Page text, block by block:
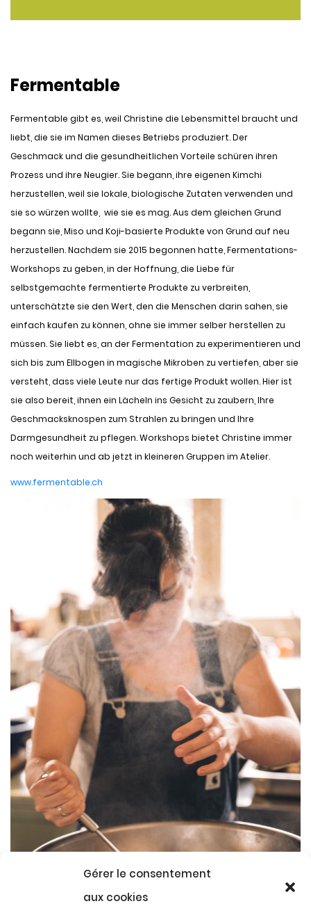
Gérer le consentement
aux cookies
Fermentable
Fermentable gibt es, weil Christine die Lebensmittel braucht und
liebt, die sie im Namen dieses Betriebs produziert. Der
Geschmack und die gesundheitlichen Vorteile schüren ihren
Prozess und ihre Neugier. Sie begann, ihre eigenen Kimchi
herzustellen, weil sie lokale, biologische Zutaten verwenden und
sie so würzen wollte, wie sie es mag. Aus dem gleichen Grund
begann sie, Miso und Koji-basierte Produkte von Grund auf neu
herzustellen. Nachdem sie 2015 begonnen hatte, Fermentations-
Workshops zu geben, in der Hoffnung, die Liebe für
selbstgemachte fermentierte Produkte zu verbreiten,
unterschätzte sie den Wert, den die Menschen darin sahen, sie
einfach kaufen zu können, ohne sie immer selber herstellen zu
müssen. Sie liebt es, an der Fermentation zu experimentieren und
sich bis zum Ellbogen in magische Mikroben zu vertiefen, aber sie
versteht, dass viele Leute nur das fertige Produkt wollen. Hier ist
sie also bereit, ihnen ein Lächeln ins Gesicht zu zaubern, Ihre
Geschmacksknospen zum Strahlen zu bringen und Ihre
Darmgesundheit zu pflegen. Workshops bietet Christine immer
noch weiterhin und ab jetzt in kleineren Gruppen im Atelier.
www.fermentable.ch